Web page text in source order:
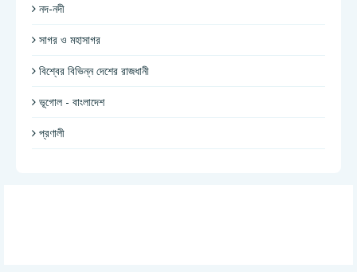
নদ-নদী
সাগর ও মহাসাগর
বিশ্বের বিভিন্ন দেশের রাজধানী
ভূগোল - বাংলাদেশ
প্রণালী